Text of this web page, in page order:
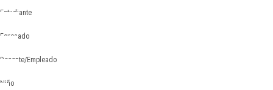
Estudiante
Egresado
Docente/Empleado
Niño